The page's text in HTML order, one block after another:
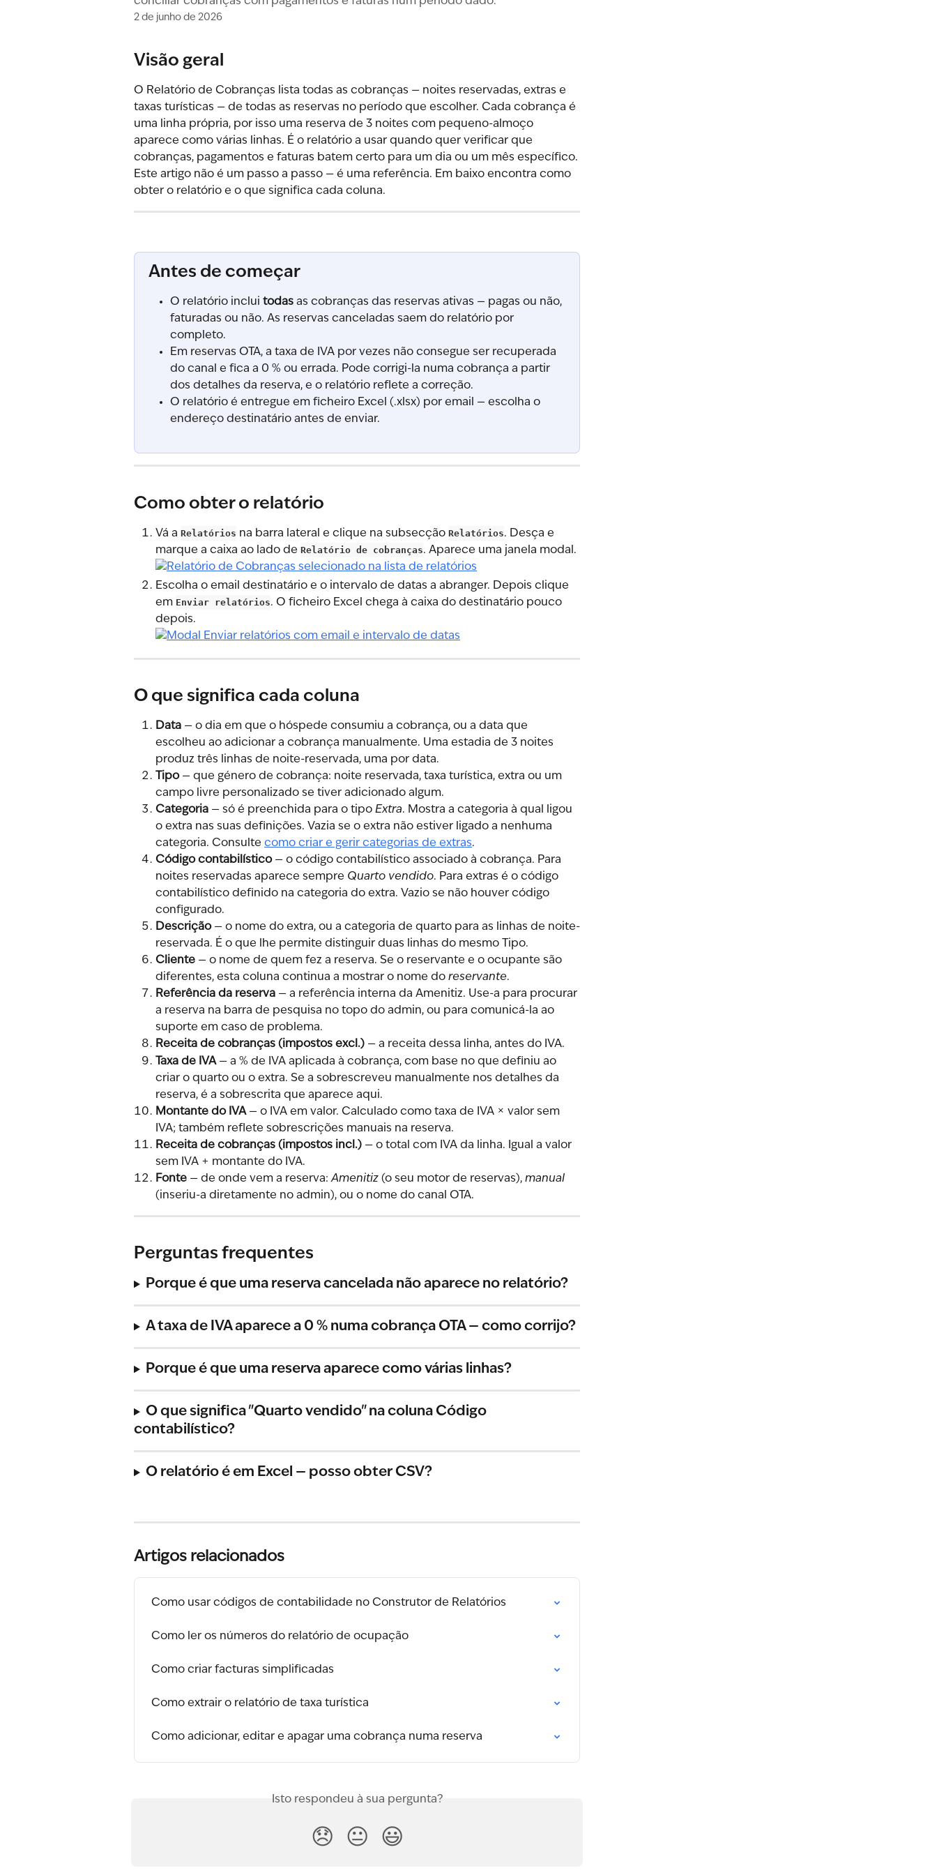
2 de junho de 2026
Visão geral
O Relatório de Cobranças lista todas as cobranças — noites reservadas, extras e
taxas turísticas — de todas as reservas no período que escolher. Cada cobrança é
uma linha própria, por isso uma reserva de 3 noites com pequeno-almoço
aparece como várias linhas. É o relatório a usar quando quer verificar que
cobranças, pagamentos e faturas batem certo para um dia ou um mês específico.
Este artigo não é um passo a passo — é uma referência. Em baixo encontra como
obter o relatório e o que significa cada coluna.
Antes de começar
O relatório inclui todas as cobranças das reservas ativas — pagas ou não,
faturadas ou não. As reservas canceladas saem do relatório por
completo.
Em reservas OTA, a taxa de IVA por vezes não consegue ser recuperada
do canal e fica a 0 % ou errada. Pode corrigi-la numa cobrança a partir
dos detalhes da reserva, e o relatório reflete a correção.
O relatório é entregue em ficheiro Excel (.xlsx) por email — escolha o
endereço destinatário antes de enviar.
Como obter o relatório
Vá a Relatórios na barra lateral e clique na subsecção Relatórios. Desça e
marque a caixa ao lado de Relatório de cobranças. Aparece uma janela modal.
Escolha o email destinatário e o intervalo de datas a abranger. Depois clique
em Enviar relatórios. O ficheiro Excel chega à caixa do destinatário pouco
depois.
O que significa cada coluna
Data — o dia em que o hóspede consumiu a cobrança, ou a data que
escolheu ao adicionar a cobrança manualmente. Uma estadia de 3 noites
produz três linhas de noite-reservada, uma por data.
Tipo — que género de cobrança: noite reservada, taxa turística, extra ou um
campo livre personalizado se tiver adicionado algum.
Categoria — só é preenchida para o tipo Extra. Mostra a categoria à qual ligou
o extra nas suas definições. Vazia se o extra não estiver ligado a nenhuma
categoria. Consulte como criar e gerir categorias de extras.
Código contabilístico — o código contabilístico associado à cobrança. Para
noites reservadas aparece sempre Quarto vendido. Para extras é o código
contabilístico definido na categoria do extra. Vazio se não houver código
configurado.
Descrição — o nome do extra, ou a categoria de quarto para as linhas de noite-
reservada. É o que lhe permite distinguir duas linhas do mesmo Tipo.
Cliente — o nome de quem fez a reserva. Se o reservante e o ocupante são
diferentes, esta coluna continua a mostrar o nome do reservante.
Referência da reserva — a referência interna da Amenitiz. Use-a para procurar
a reserva na barra de pesquisa no topo do admin, ou para comunicá-la ao
suporte em caso de problema.
Receita de cobranças (impostos excl.) — a receita dessa linha, antes do IVA.
Taxa de IVA — a % de IVA aplicada à cobrança, com base no que definiu ao
criar o quarto ou o extra. Se a sobrescreveu manualmente nos detalhes da
reserva, é a sobrescrita que aparece aqui.
Montante do IVA — o IVA em valor. Calculado como taxa de IVA × valor sem
IVA; também reflete sobrescrições manuais na reserva.
Receita de cobranças (impostos incl.) — o total com IVA da linha. Igual a valor
sem IVA + montante do IVA.
Fonte — de onde vem a reserva: Amenitiz (o seu motor de reservas), manual
(inseriu-a diretamente no admin), ou o nome do canal OTA.
Perguntas frequentes
Porque é que uma reserva cancelada não aparece no relatório?
A taxa de IVA aparece a 0 % numa cobrança OTA — como corrijo?
Porque é que uma reserva aparece como várias linhas?
O que significa "Quarto vendido" na coluna Código
contabilístico?
O relatório é em Excel — posso obter CSV?
Artigos relacionados
Como usar códigos de contabilidade no Construtor de Relatórios
Como ler os números do relatório de ocupação
Como criar facturas simplificadas
Como extrair o relatório de taxa turística
Como adicionar, editar e apagar uma cobrança numa reserva
Isto respondeu à sua pergunta?
😞 😐 😃